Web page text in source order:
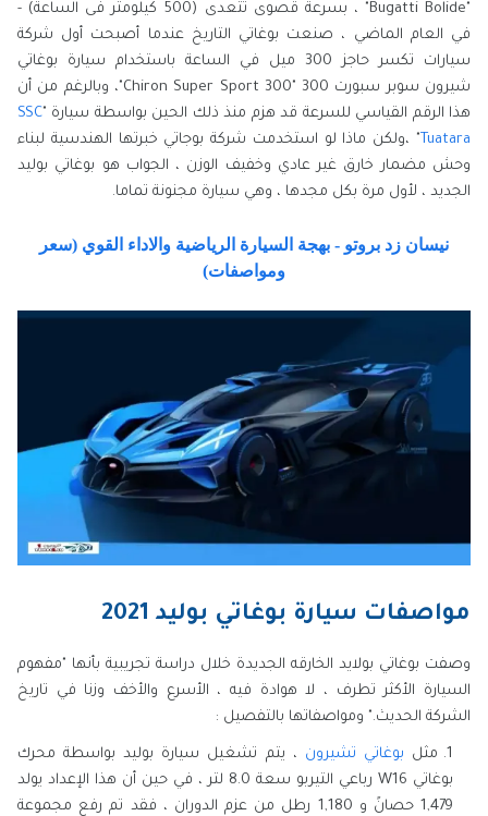
"Bugatti Bolide" ، بسرعة قصوى تتعدى (500 كيلومتر فى الساعة) -
في العام الماضي ، صنعت بوغاتي التاريخ عندما أصبحت أول شركة
سيارات تكسر حاجز 300 ميل في الساعة باستخدام سيارة بوغاتي
شيرون سوبر سبورت 300 "Chiron Super Sport 300"، وبالرغم من أن
هذا الرقم القياسي للسرعة قد هزم منذ ذلك الحين بواسطة سيارة "SSC
Tuatara " ،ولكن ماذا لو استخدمت شركة بوجاتي خبرتها الهندسية لبناء
وحش مضمار خارق غير عادي وخفيف الوزن ، الجواب هو بوغاتي بوليد
الجديد ، لأول مرة بكل مجدها ، وهي سيارة مجنونة تماما.
نيسان زد بروتو - بهجة السيارة الرياضية والاداء القوي (سعر
ومواصفات)
مواصفات سيارة بوغاتي بوليد 2021
وصفت بوغاتي بولايد الخارقه الجديدة خلال دراسة تجريبية بأنها "مفهوم
السيارة الأكثر تطرف ، لا هوادة فيه ، الأسرع والأخف وزنا في تاريخ
الشركة الحديث." ومواصفاتها بالتفصيل :
مثل بوغاتي تشيرون ، يتم تشغيل سيارة بوليد بواسطة محرك
بوغاتي W16 رباعي التيربو سعة 8.0 لتر ، في حين أن هذا الإعداد يولد
1,479 حصانً و 1,180 رطل من عزم الدوران ، فقد تم رفع مجموعة